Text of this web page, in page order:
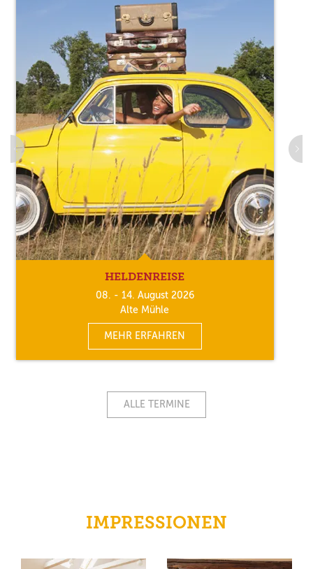
HELDENREISE
08. - 14. August 2026
Alte Mühle
MEHR ERFAHREN
ALLE TERMINE
IMPRESSIONEN